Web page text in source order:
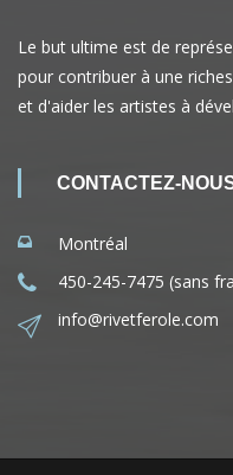
Le but ultime est de
pour contribuer à une
et d'aider les artistes à
CONTACTEZ-
Montréal
450-245-7475 (sans
info@rivetferole.com